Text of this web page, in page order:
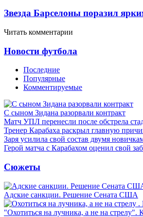
Звезда Барселоны поразил
Читать комментарии
Новости футбола
Последние
Популярные
Комментируемые
С сыном Зидана разорвали контракт
Матч УПЛ перенесли после обстрела
Тренер Карабаха раскрыл главную
Заря усилила свой состав двумя
Герой матча с Карабахом оценил свой
Сюжеты
Адские санкции. Решение Сената США
"Охотиться на лучника, а не на стрелу".